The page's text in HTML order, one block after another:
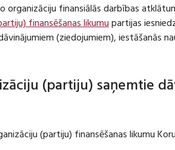
organizāciju finansiālās darbības
finansēšanas likumupartijas
(ziedojumiem), iestāšanās
(partiju) saņemtie
(partiju) finansēšanas likumu